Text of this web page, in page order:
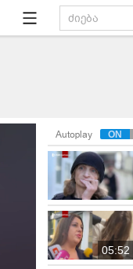
Autoplay
05:52